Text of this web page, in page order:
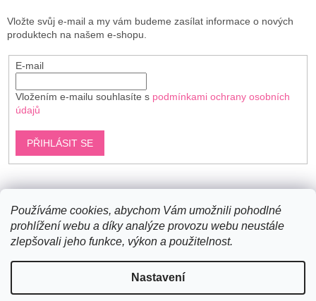
Používáme cookies, abychom Vám umožnili pohodlné
prohlížení webu a díky analýze provozu webu neustále
zlepšovali jeho funkce, výkon a použitelnost.
Nastavení
Vložte svůj e-mail a my vám budeme zasílat informace o nových
produktech na našem e-shopu.
E-mail
Vložením e-mailu souhlasíte s podmínkami ochrany osobních
údajů
PŘIHLÁSIT SE